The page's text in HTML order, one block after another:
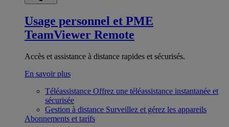
Usage personnel et PME
TeamViewer Remote
Accès et assistance à distance rapides et sécurisés.
En savoir plus
Téléassistance Offrez une téléassistance instantanée et
sécurisée
Gestion à distance Surveillez et gérez les appareils
Abonnements et tarifs